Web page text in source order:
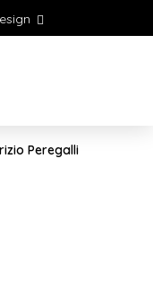
Peregalli